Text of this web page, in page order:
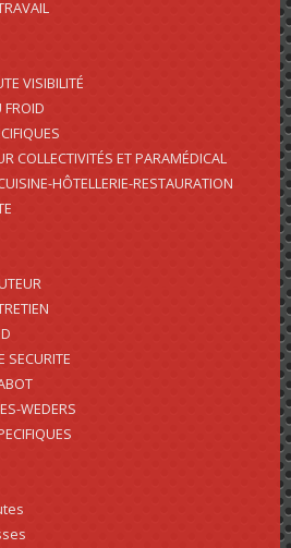
VISIBILITÉ
FROID
COLLECTIVITÉS ET PARAMÉDICAL
HÔTELLERIE-RESTAURATION
SECURITE
WEDERS